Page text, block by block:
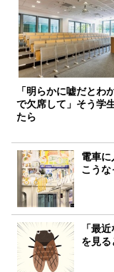
「明らかに嘘だとわ
で欠席して」そう学
たら
電車
こうな
「最
を見